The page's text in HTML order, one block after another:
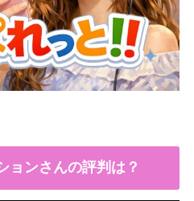
ョンさんの評判は？